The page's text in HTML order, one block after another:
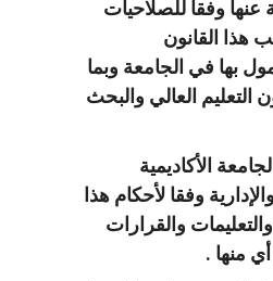
عنها وفقا للصلاحيات
هذا القانون
بها في الجامعة وبما
التعليم العالي والبحث
الأكاديمية
وفقا لأحكام هذا
والقرارات
منها .